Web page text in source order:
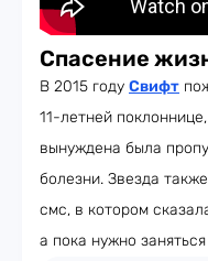
Спасение
В 2015 году Свифт
11-летней
вынуждена была
болезни. Звезда
смс, в котором
а пока нужно